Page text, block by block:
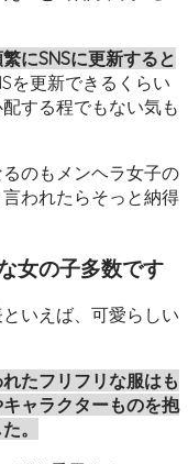
にSNSに更新すると
を更新できるくらい
する程でもない気も
のもメンヘラ女子の
われたらそっと納得
女の子多数です
いえば、可愛らしい
たフリフリな服はも
ャラクターものを抱
。